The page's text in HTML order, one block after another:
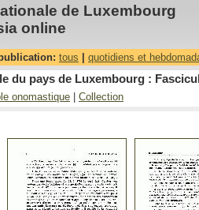
de Luxembourg
online
tous quotidiens et
du pays de Luxembourg :
onomastique Collection